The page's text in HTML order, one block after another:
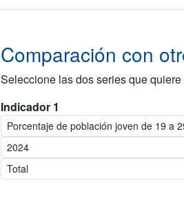
Comparación con
Seleccione las dos series que
Indicador 1